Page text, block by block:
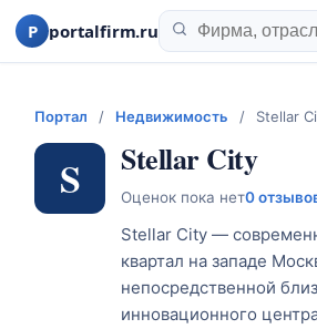
P portalfirm.ru
Портал / Недвижимость / Stellar
S Stellar City
Оценок пока нет0
Stellar City —
квартал на западе
непосредственной
инновационного